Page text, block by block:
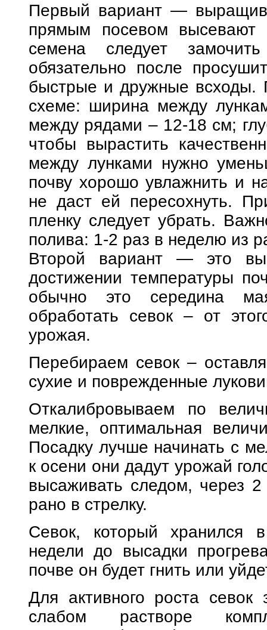
Первый вариант —
прямым посевом
семена следует
обязательно после
быстрые и дружные всходы.
схеме: ширина между
между рядами – 12-18 см;
чтобы вырастить
между лунками нужно
почву хорошо увлажнить и
не даст ей пересохнуть.
пленку следует убрать.
полива: 1-2 раз в неделю из
Второй вариант — это
достижении температуры
обычно это середина
обработать севок – от
урожая.
Перебираем севок –
сухие и поврежденные
Откалибровываем по
мелкие, оптимальная
Посадку лучше начинать с
к осени они дадут урожай
высаживать следом, через
рано в стрелку.
Севок, который хранился
недели до высадки
почве он будет гнить или
Для активного роста
слабом растворе